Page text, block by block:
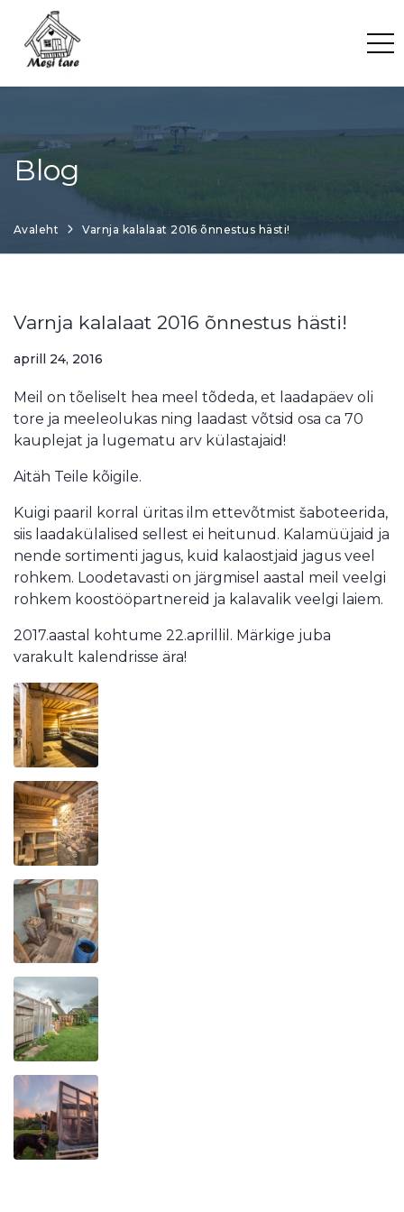
content
Blog
Avaleht Varnja kalalaat 2016 õnnestus hästi!
Varnja kalalaat 2016 õnnestus hästi!
aprill 24, 2016
Meil on tõeliselt hea meel tõdeda, et laadapäev oli
tore ja meeleolukas ning laadast võtsid osa ca 70
kauplejat ja lugematu arv külastajaid!
Aitäh Teile kõigile.
Kuigi paaril korral üritas ilm ettevõtmist šaboteerida,
siis laadakülalised sellest ei heitunud. Kalamüüjaid ja
nende sortimenti jagus, kuid kalaostjaid jagus veel
rohkem. Loodetavasti on järgmisel aastal meil veelgi
rohkem koostööpartnereid ja kalavalik veelgi laiem.
2017.aastal kohtume 22.aprillil. Märkige juba
varakult kalendrisse ära!